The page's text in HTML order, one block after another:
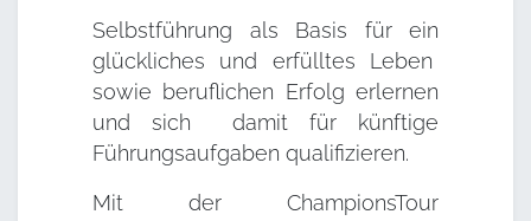
Selbstführung als Basis für ein
glückliches und erfülltes Leben
sowie beruflichen Erfolg erlernen
und sich damit für künftige
Führungsaufgaben qualifizieren.
Mit der ChampionsTour